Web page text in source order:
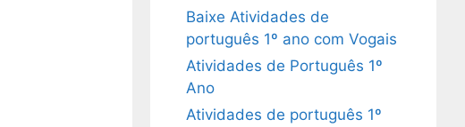
Baixe Atividades de
português 1º ano com Vogais
Atividades de Português 1º
Ano
Atividades de português 1º